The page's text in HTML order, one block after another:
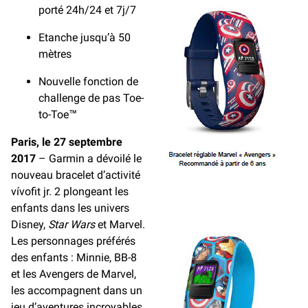
porté 24h/24 et 7j/7
Etanche jusqu’à 50
mètres
Nouvelle fonction de
challenge de pas Toe-
to-Toe™
Paris, le 27 septembre
2017 – Garmin a dévoilé le
nouveau bracelet d’activité
vívofit jr. 2 plongeant les
enfants dans les univers
Disney, Star Warset Marvel.
Les personnages préférés
des enfants : Minnie, BB-8
et les Avengers de Marvel,
les accompagnent dans un